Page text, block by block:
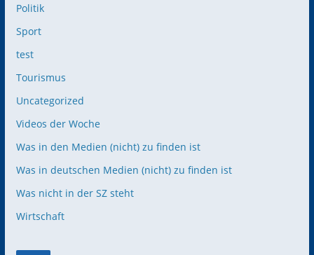
Politik
Sport
test
Tourismus
Uncategorized
Videos der Woche
Was in den Medien (nicht) zu finden ist
Was in deutschen Medien (nicht) zu finden ist
Was nicht in der SZ steht
Wirtschaft